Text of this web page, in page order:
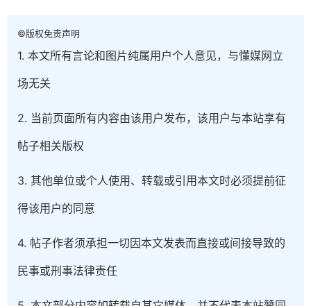
©版权免责声明
1. 本文所有言论和图片纯属用户个人意见，与懂媒网立
场无关
2. 当前页面所有内容由该用户发布，该用户与本站享有
帖子相关版权
3. 其他单位或个人使用、转载或引用本文时必须提前征
得该用户的同意
4. 帖子作者须承担一切因本文发表而直接或间接导致的
民事或刑事法律责任